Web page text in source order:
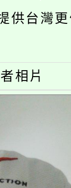
學生
民語歌
度第
結果(
度第
結果(
學推廣
分析基
導中心
、社會
供台灣
相片